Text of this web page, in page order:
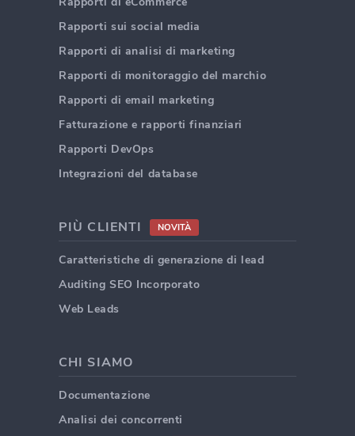
Rapporti sui social media
Rapporti di analisi di marketing
Rapporti di monitoraggio del marchio
Rapporti di email marketing
Fatturazione e rapporti finanziari
Rapporti DevOps
Integrazioni del database
PIÙ CLIENTI NOVITÀ
Caratteristiche di generazione di lead
Auditing SEO Incorporato
Web Leads
CHI SIAMO
Documentazione
Analisi dei concorrenti